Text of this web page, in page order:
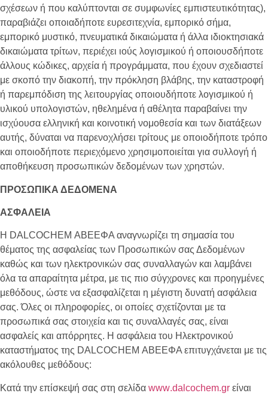
σχέσεων ή που καλύπτονται σε συμφωνίες εμπιστευτικότητας),
παραβιάζει οποιαδήποτε ευρεσιτεχνία, εμπορικό σήμα,
εμπορικό μυστικό, πνευματικά δικαιώματα ή άλλα ιδιοκτησιακά
δικαιώματα τρίτων, περιέχει ιούς λογισμικού ή οποιουσδήποτε
άλλους κώδικες, αρχεία ή προγράμματα, που έχουν σχεδιαστεί
με σκοπό την διακοπή, την πρόκληση βλάβης, την καταστροφή
ή παρεμπόδιση της λειτουργίας οποιουδήποτε λογισμικού ή
υλικού υπολογιστών, ηθελημένα ή αθέλητα παραβαίνει την
ισχύουσα ελληνική και κοινοτική νομοθεσία και των διατάξεων
αυτής, δύναται να παρενοχλήσει τρίτους με οποιοδήποτε τρόπο
και οποιοδήποτε περιεχόμενο χρησιμοποιείται για συλλογή ή
αποθήκευση προσωπικών δεδομένων των χρηστών.
ΠΡΟΣΩΠΙΚΑ ΔΕΔΟΜΕΝΑ
ΑΣΦΑΛΕΙΑ
Η DALCOCHEM ΑΒΕΕΦΑ αναγνωρίζει τη σημασία του
θέματος της ασφαλείας των Προσωπικών σας Δεδομένων
καθώς και των ηλεκτρονικών σας συναλλαγών και λαμβάνει
όλα τα απαραίτητα μέτρα, με τις πιο σύγχρονες και προηγμένες
μεθόδους, ώστε να εξασφαλίζεται η μέγιστη δυνατή ασφάλεια
σας. Όλες οι πληροφορίες, οι οποίες σχετίζονται με τα
προσωπικά σας στοιχεία και τις συναλλαγές σας, είναι
ασφαλείς και απόρρητες. Η ασφάλεια του Ηλεκτρονικού
καταστήματος της DALCOCHEM ΑΒΕΕΦΑ επιτυγχάνεται με τις
ακόλουθες μεθόδους:
Κατά την επίσκεψή σας στη σελίδα www.dalcochem.gr είναι